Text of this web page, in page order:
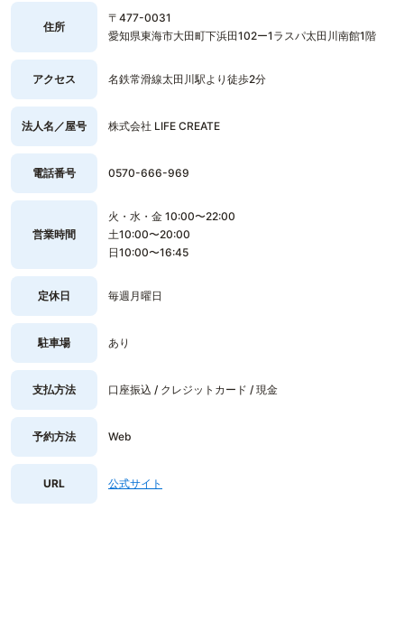
住所
〒477-0031
愛知県東海市大田町下浜田102ー1ラスパ太田川南館1階
アクセス 名鉄常滑線太田川駅より徒歩2分
法人名／屋号 株式会社 LIFE CREATE
電話番号 0570-666-969
営業時間
火・水・金 10:00〜22:00
土10:00〜20:00
日10:00〜16:45
定休日 毎週月曜日
駐車場 あり
支払方法 口座振込 / クレジットカード / 現金
予約方法 Web
URL 公式サイト